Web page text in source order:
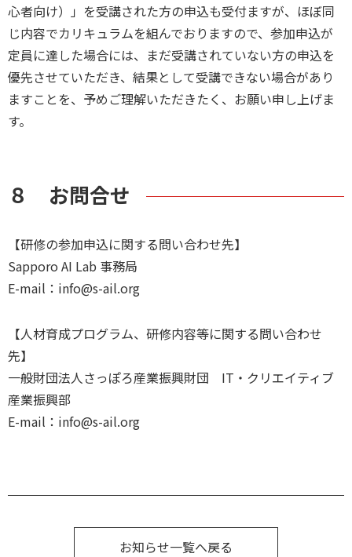
心者向け）」を受講された方の申込も受付ますが、ほぼ同
じ内容でカリキュラムを組んでおりますので、参加申込が
定員に達した場合には、まだ受講されていない方の申込を
優先させていただき、結果として受講できない場合があり
ますことを、予めご理解いただきたく、お願い申し上げま
す。
８ お問合せ
【研修の参加申込に関する問い合わせ先】
Sapporo AI Lab 事務局
E-mail：info@s-ail.org
【人材育成プログラム、研修内容等に関する問い合わせ
先】
一般財団法人さっぽろ産業振興財団 IT・クリエイティブ
産業振興部
E-mail：info@s-ail.org
お知らせ一覧へ戻る